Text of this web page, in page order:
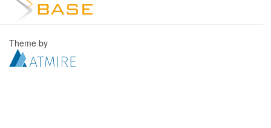
Theme by